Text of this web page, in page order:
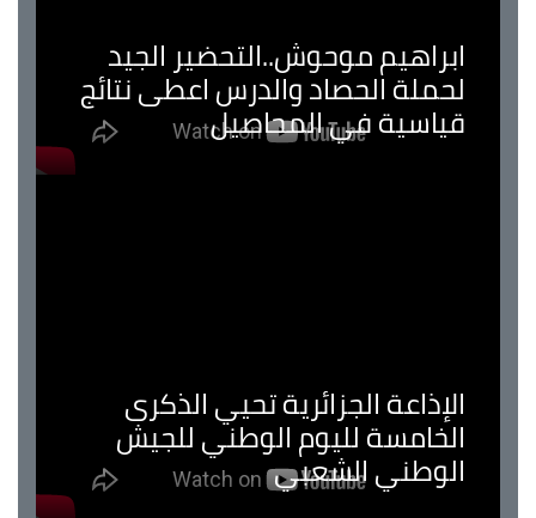
ابراهيم موحوش..التحضير الجيد
لحملة الحصاد والدرس اعطى نتائج
قياسية في المحاصيل
الإذاعة الجزائرية تحيي الذكرى
الخامسة لليوم الوطني للجيش
الوطني الشعبي